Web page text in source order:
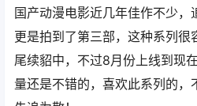
国产动漫电影近几年佳作不少，
更是拍到了第三部，这种系列很
尾续貂中，不过8月份上线到现
量还是不错的，喜欢此系列的，